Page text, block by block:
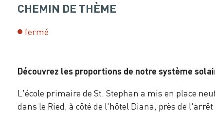
CHEMIN DE THÈME
fermé
Découvrez les proportions de notre système
L'école primaire de St. Stephan a mis en place
dans le Ried, à côté de l'hôtel Diana, près de